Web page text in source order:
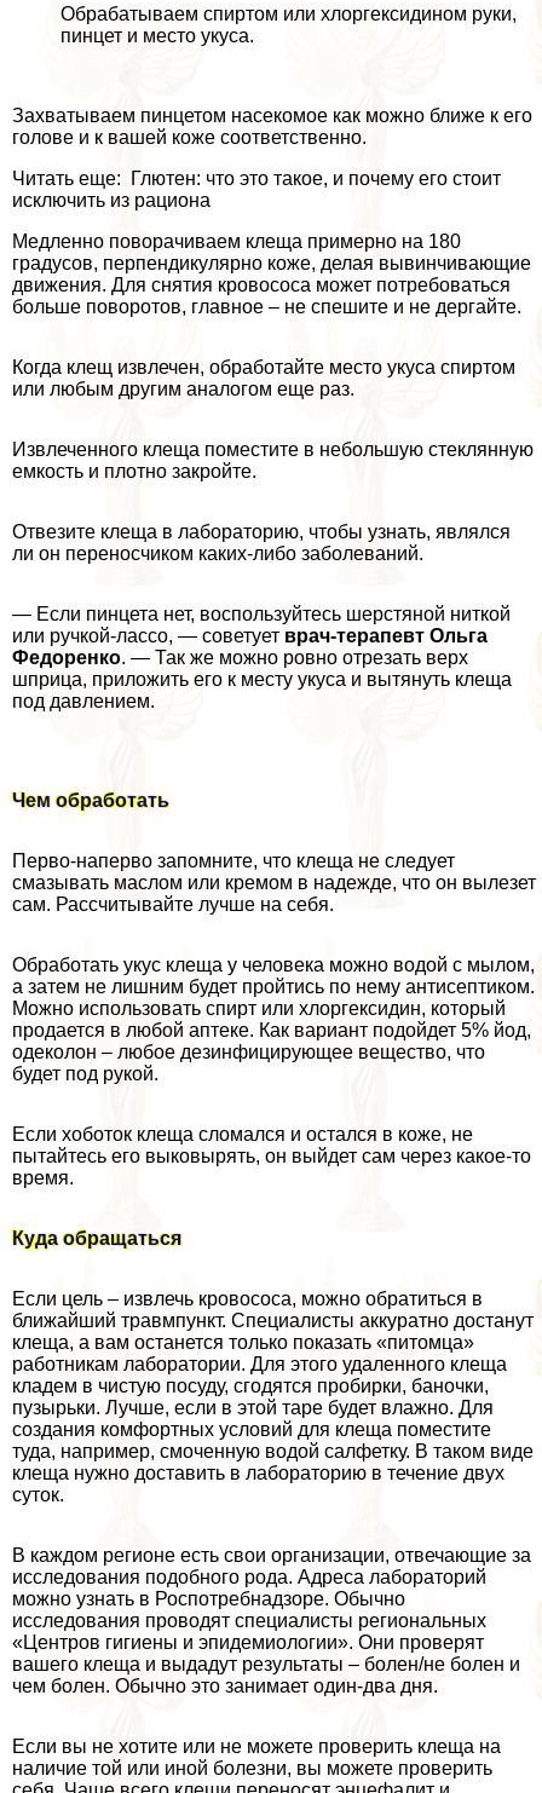
Обpaбатываем спиртом или хлоргексидином руки,
пинцет и место укуса.
Захватываем пинцетом насекомое как можно ближе к его
голове и к вашей коже соответственно.
Читать еще: Глютен: что это такое, и почему его стоит
исключить из рациона
Медленно поворачиваем клеща примерно на 180
градусов, перпендикулярно коже, делая вывинчивающие
движения. Для снятия кровососа может потребоваться
больше поворотов, главное – не спешите и не дергайте.
Когда клещ извлечен, обработайте место укуса спиртом
или любым другим аналогом еще раз.
Извлеченного клеща поместите в небольшую стеклянную
емкость и плотно закройте.
Отвезите клеща в лабораторию, чтобы узнать, являлся
ли он переносчиком каких-либо заболеваний.
— Если пинцета нет, воспользуйтесь шерстяной ниткой
или ручкой-лассо, — советует врач-терапевт Ольга
Федоренко. — Так же можно ровно отрезать верх
шприца, приложить его к месту укуса и вытянуть клеща
под давлением.
Чем обработать
Перво-наперво запомните, что клеща не следует
смазывать маслом или кремом в надежде, что он вылезет
сам. Рассчитывайте лучше на себя.
Обработать укус клеща у человека можно водой с мылом,
а затем не лишним будет пройтись по нему антисептиком.
Можно использовать спирт или хлоргексидин, который
продается в любой аптеке. Как вариант подойдет 5% йод,
одеколон – любое дезинфицирующее вещество, что
будет под рукой.
Если хоботок клеща сломался и остался в коже, не
пытайтесь его выковырять, он выйдет сам через какое-то
время.
Куда обращаться
Если цель – извлечь кровососа, можно обратиться в
ближайший травмпункт. Специалисты аккуратно достанут
клеща, а вам останется только показать «питомца»
работникам лаборатории. Для этого удаленного клеща
кладем в чистую посуду, сгодятся пробирки, баночки,
пузырьки. Лучше, если в этой таре будет влажно. Для
создания комфортных условий для клеща поместите
туда, например, смоченную водой салфетку. В таком виде
клеща нужно доставить в лабораторию в течение двух
суток.
В каждом регионе есть свои организации, отвечающие за
исследования подобного рода. Адреса лабораторий
можно узнать в Роспотребнадзоре. Обычно
исследования проводят специалисты региональных
«Центров гигиены и эпидемиологии». Они проверят
вашего клеща и выдадут результаты – болен/не болен и
чем болен. Обычно это занимает один-два дня.
Если вы не хотите или не можете проверить клеща на
наличие той или иной болезни, вы можете проверить